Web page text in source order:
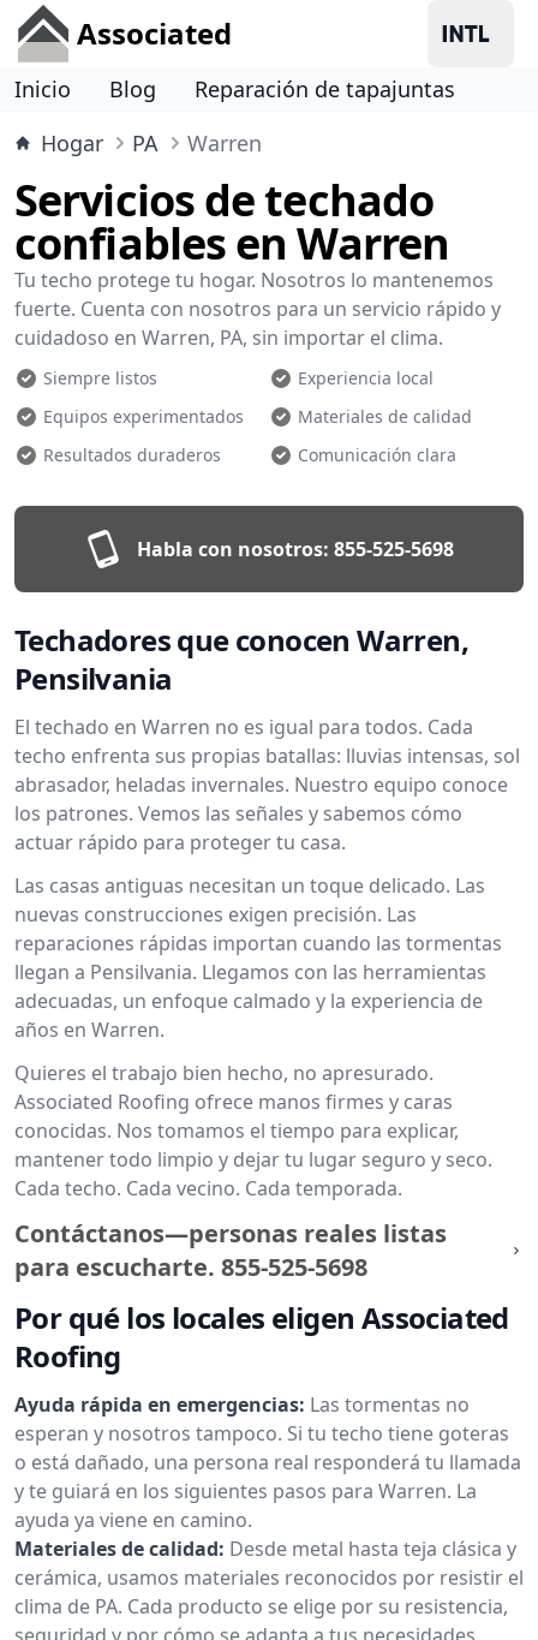
Associated
Inicio Blog
Reparación de tapajuntas
Hogar
PA Warren
Servicios de techado
confiables en Warren
Tu techo protege tu hogar. Nosotros lo mantenemos
fuerte. Cuenta con nosotros para un servicio rápido y
cuidadoso en Warren, PA, sin importar el clima.
Siempre listos
Experiencia local
Equipos experimentados
Materiales de calidad
Resultados duraderos
Comunicación clara
Habla con nosotros: 855-525-5698
Techadores que conocen Warren,
Pensilvania
El techado en Warren no es igual para todos. Cada
techo enfrenta sus propias batallas: lluvias intensas, sol
abrasador, heladas invernales. Nuestro equipo conoce
los patrones. Vemos las señales y sabemos cómo
actuar rápido para proteger tu casa.
Las casas antiguas necesitan un toque delicado. Las
nuevas construcciones exigen precisión. Las
reparaciones rápidas importan cuando las tormentas
llegan a Pensilvania. Llegamos con las herramientas
adecuadas, un enfoque calmado y la experiencia de
años en Warren.
Quieres el trabajo bien hecho, no apresurado.
Associated Roofing ofrece manos firmes y caras
conocidas. Nos tomamos el tiempo para explicar,
mantener todo limpio y dejar tu lugar seguro y seco.
Cada techo. Cada vecino. Cada temporada.
Contáctanos—personas reales listas
para escucharte. 855-525-5698
Por qué los locales eligen Associated
Roofing
Ayuda rápida en emergencias: Las tormentas no
esperan y nosotros tampoco. Si tu techo tiene goteras
o está dañado, una persona real responderá tu llamada
y te guiará en los siguientes pasos para Warren. La
ayuda ya viene en camino.
Materiales de calidad: Desde metal hasta teja clásica y
cerámica, usamos materiales reconocidos por resistir el
clima de PA. Cada producto se elige por su resistencia,